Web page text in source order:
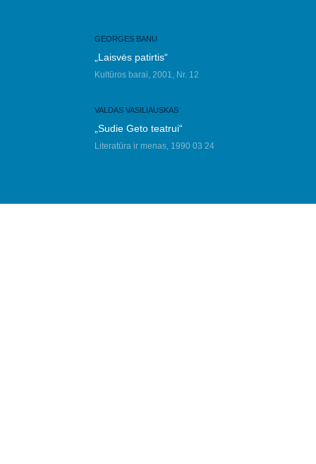
GEORGES BANU
„Laisvės patirtis“
Kultūros barai, 2001, Nr. 12
VALDAS VASILIAUSKAS
„Sudie Geto teatrui“
Literatūra ir menas, 1990 03 24